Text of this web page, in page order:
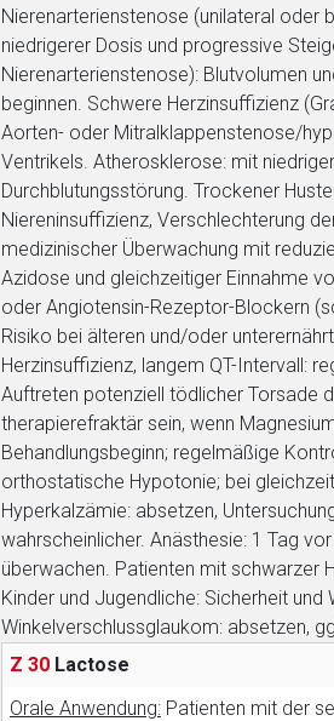
Nierenarterienstenose (unilateral oder
niedrigerer Dosis und progressive
Nierenarterienstenose): Blutvolumen
beginnen. Schwere Herzinsuffizienz
Aorten- oder Mitralklappenstenose/
Ventrikels. Atherosklerose: mit
Durchblutungsstörung. Trockener
Niereninsuffizienz, Verschlechterung
medizinischer Überwachung mit
Azidose und gleichzeitiger Einnahme
oder Angiotensin-Rezeptor-Blockern
Risiko bei älteren und/oder
Herzinsuffizienz, langem QT-Intervall:
Auftreten potenziell tödlicher Torsade
therapierefraktär sein, wenn
Behandlungsbeginn; regelmäßige
orthostatische Hypotonie; bei
Hyperkalzämie: absetzen,
wahrscheinlicher. Anästhesie: 1 Tag
überwachen. Patienten mit schwarzer
Kinder und Jugendliche: Sicherheit
Winkelverschlussglaukom: absetzen,
Z 30 Lactose
Orale Anwendung: Patienten mit der